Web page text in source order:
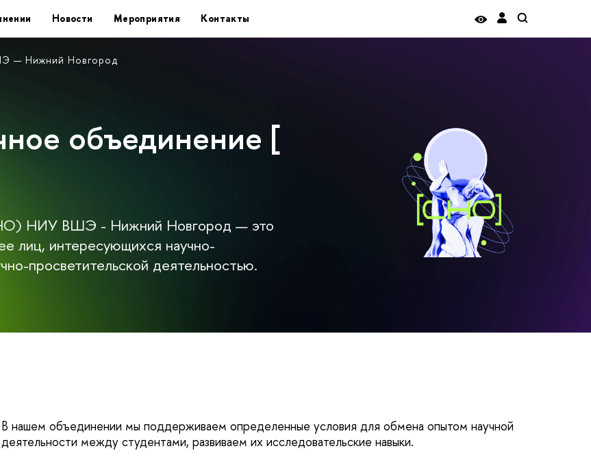
Новости Мероприятия Контакты
— Нижний Новгород
объединение [
НИУ ВШЭ - Нижний Новгород — это
лиц, интересующихся научно-
просветительской деятельностью.
В нашем объединении мы поддерживаем определенные условия для обмена опытом научной
деятельности между студентами, развиваем их исследовательские навыки.